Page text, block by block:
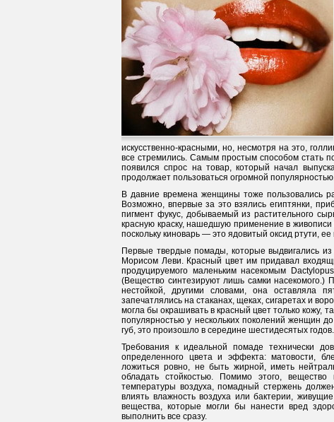
искусственно-красными, но, несмотря на это,
все стремились. Самым простым способом стать
появился спрос на товар, который начал
продолжает пользоваться огромной
В давние времена женщины тоже пользовались
Возможно, впервые за это взялись египтянки,
пигмент фукус, добываемый из растительного
красную краску, нашедшую применение в
поскольку киноварь — это ядовитый оксид ртути,
Первые твердые помады, которые выдвигались
Морисом Леви. Красный цвет им придавал
продуцируемого маленьким насекомым
(Вещество синтезируют лишь самки
нестойкой, другими словами, она оставляла
запечатлялись на стаканах, щеках, сигаретах и
могла бы окрашивать в красный цвет только кожу,
популярностью у нескольких поколений женщин
губ, это произошло в середине шестидесятых годов.
Требования к идеальной помаде технически
определенного цвета и эффекта: матовости,
ложиться ровно, не быть жирной, иметь
обладать стойкостью. Помимо этого,
температуры воздуха, помадный стержень
влиять влажность воздуха или бактерии,
вещества, которые могли бы нанести вред
выполнить все сразу.